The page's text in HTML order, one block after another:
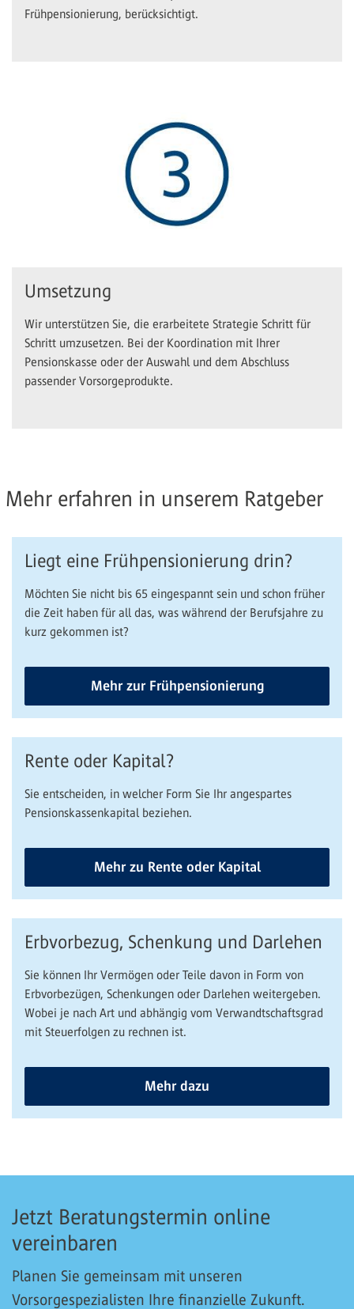
Frühpensionierung, berücksichtigt.
Umsetzung
Wir unterstützen Sie, die erarbeitete Strategie Schritt für
Schritt umzusetzen. Bei der Koordination mit Ihrer
Pensionskasse oder der Auswahl und dem Abschluss
passender Vorsorgeprodukte.
Mehr erfahren in unserem Ratgeber
Liegt eine Frühpensionierung drin?
Möchten Sie nicht bis 65 eingespannt sein und schon früher
die Zeit haben für all das, was während der Berufsjahre zu
kurz gekommen ist?
Mehr zur Frühpensionierung
Rente oder Kapital?
Sie entscheiden, in welcher Form Sie Ihr angespartes
Pensionskassenkapital beziehen.
Mehr zu Rente oder Kapital
Erbvorbezug, Schenkung und Darlehen
Sie können Ihr Vermögen oder Teile davon in Form von
Erbvorbezügen, Schenkungen oder Darlehen weitergeben.
Wobei je nach Art und abhängig vom Verwandtschaftsgrad
mit Steuerfolgen zu rechnen ist.
Mehr dazu
Jetzt Beratungstermin online
vereinbaren
Planen Sie gemeinsam mit unseren
Vorsorgespezialisten Ihre finanzielle Zukunft.